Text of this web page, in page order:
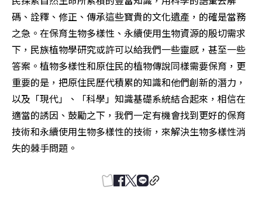
碼、詮釋、修正、傳承這些寶貴的文化遺產，的確是當務
之急。在保育生物多樣性、永續使用生物資源的殷切需求
下，民族植物學研究或許可以給我們一些靈感，甚至一些
答案。植物多樣性和原住民的植物傳說同樣需要保育，更
重要的是，把原住民歷代積累的知識和他們創新的潛力，
以及「現代」、「科學」知識基礎系統結合起來，相信在
適當的誘因、鼓勵之下，我們一定有機會找到更好的保育
技術和永續使用生物多樣性的技術，來解決生物多樣性消
失的棘手問題。